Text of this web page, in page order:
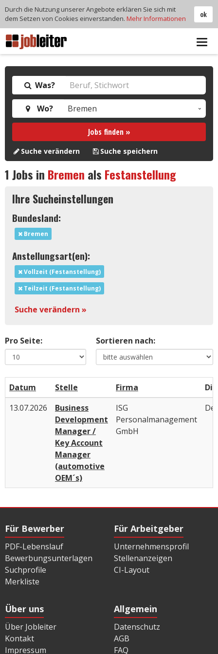
Was?
Wo?
Jobs finden »
Suche verändern Suche speichern
1 Jobs in Bremen als Festanstellung
Ihre Sucheinstellungen
Bundesland:
Bremen
Anstellungsart(en):
Vollzeit (Festanstellung)
Teilzeit (Festanstellung)
Suche verändern »
Pro Seite: Sortieren nach:
Datum Stelle Firma
13.07.2026
Business
Development
Manager /
Key Account
Manager
(automotive
OEM´s)
ISG
Personalmanagement
GmbH
Für Bewerber
PDF-Lebenslauf
Bewerbungsunterlagen
Suchprofile
Merkliste
Für Arbeitgeber
Unternehmensprofil
Stellenanzeigen
CI-Layout
Über uns
Über Jobleiter
Kontakt
Impressum
Allgemein
Datenschutz
AGB
FAQ
ok
Durch die Nutzung unserer Angebote erklären Sie sich mit
dem Setzen von Cookies einverstanden. Mehr Informationen